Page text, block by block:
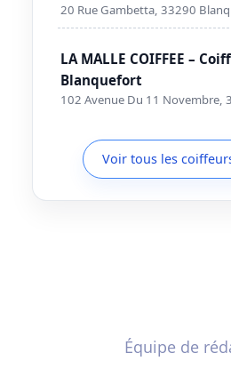
20 Rue Gambetta, 33290
LA MALLE COIFFEE –
Blanquefort
102 Avenue Du 11 Novembre,
Voir tous les
Équipe de